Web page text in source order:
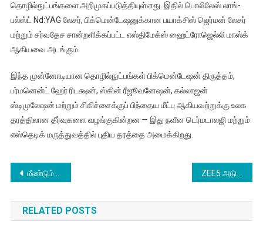
தொழில்நுட்பங்களை அறிமுகப்படுத்தியுள்ளது. இதில் பொலிலேஸ் லாங்-
பல்ஸ்ட் Nd:YAG லேசர், பிக்மென்டேஷனுக்கான பயாக்சிஸ் ஜெர்மன் லேசர்
மற்றும் சர்வதேச சான்றளிக்கப்பட்ட எஸ்திமேக்ஸ் ஹைட்ரோஜெல்லி மாஸ்க்
ஆகியவை அடங்கும்.
இந்த முன்னோடியான தொழில்நுட்பங்கள் பிக்மென்டேஷன் திருத்தம்,
பர்மனென்ட் ஹேர் ரிடக்ஷன், ஸ்கின் ரீஜூவனேஷன், கல்லாஜன்
ஸ்டிமுலேஷன் மற்றும் சிகிச்சைக்குப் பிந்தைய மீட்பு ஆகியவற்றுக்கு உலக
தரத்திலான தீர்வுகளை வழங்குகின்றன — இது நவீன டெர்மடாலஜி மற்றும்
எஸ்தெடிக் மருத்துவத்தில் புதிய தரத்தை அமைக்கிறது.
Post
navigation
மீண்டும் வெளியாகும் விஜய்-சூர்யா நடித்த ‘ப்ரண்ட்ஸ்’ படத்தின் ட்ரெய்லர் வெளியீட்டு விழா
RELATED POSTS